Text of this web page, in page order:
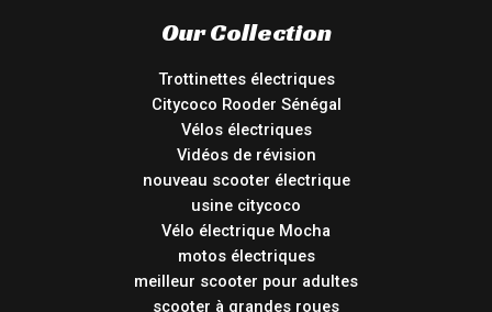
Our Collection
Trottinettes électriques
Citycoco Rooder Sénégal
Vélos électriques
Vidéos de révision
nouveau scooter électrique
usine citycoco
Vélo électrique Mocha
motos électriques
meilleur scooter pour adultes
scooter à grandes roues